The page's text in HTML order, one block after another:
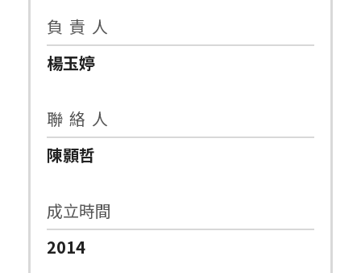
負 責 人
楊玉婷
聯 絡 人
陳顥哲
成立時間
2014